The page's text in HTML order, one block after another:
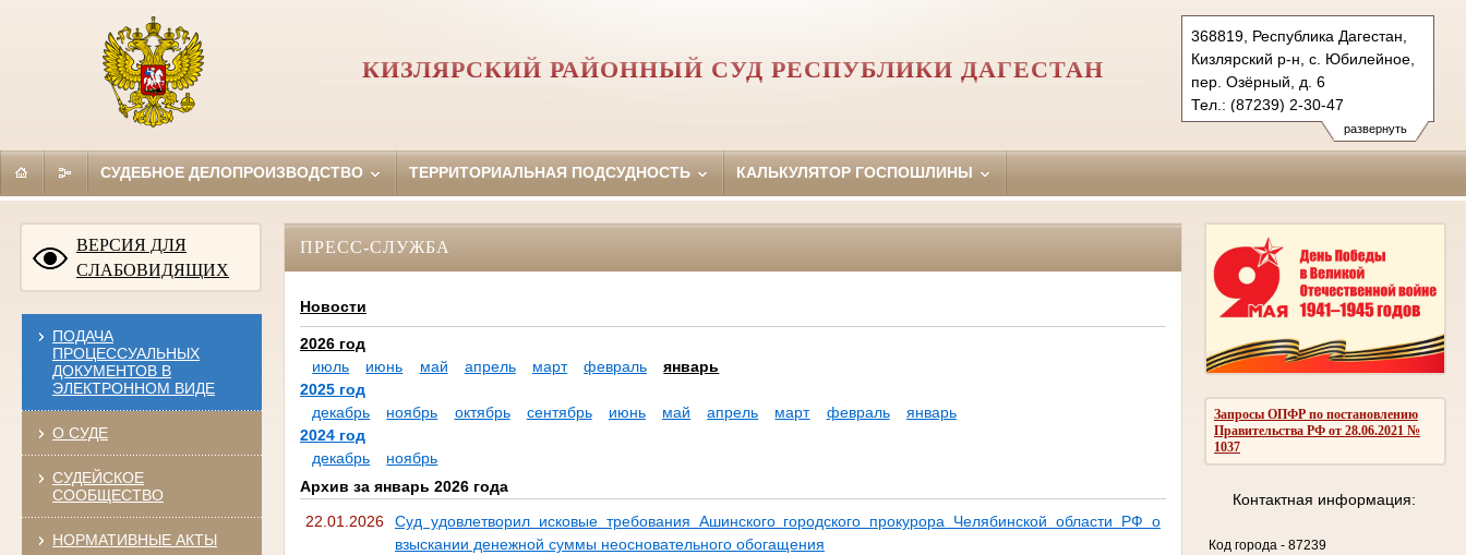
развернуть
368819, Республика Дагестан,
Кизлярский р-н, с. Юбилейное,
пер. Озёрный, д. 6
Тел.: (87239) 2-30-47
kizljar-rs.dag@sudrf.ru
КИЗЛЯРСКИЙ РАЙОННЫЙ СУД РЕСПУБЛИКИ ДАГЕСТАН
СУДЕБНОЕ ДЕЛОПРОИЗВОДСТВО ТЕРРИТОРИАЛЬНАЯ ПОДСУДНОСТЬ КАЛЬКУЛЯТОР ГОСПОШЛИНЫ
ВЕРСИЯ ДЛЯ
СЛАБОВИДЯЩИХ
ПОДАЧА
ПРОЦЕССУАЛЬНЫХ
ДОКУМЕНТОВ В
ЭЛЕКТРОННОМ ВИДЕ
О СУДЕ
СУДЕЙСКОЕ
СООБЩЕСТВО
НОРМАТИВНЫЕ АКТЫ
Запросы ОПФР по постановлению
Правительства РФ от 28.06.2021 №
1037
Контактная информация:
Код города- 87239
ПРЕСС-СЛУЖБА
Новости
2026 год
июль
июнь май апрель март февраль
январь
2025 год
декабрь
ноябрь октябрь сентябрь июнь май апрель март февраль
январь
2024 год
декабрь
ноябрь
Архив за январь 2026 года
22.01.2026
Суд удовлетворил исковые требования Ашинского городского прокурора Челябинской области РФ о
взыскании денежной суммы неосновательного обогащения